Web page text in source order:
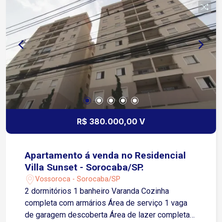
toda a qualidade de vida que o bairro Campolim
Sorocaba pode oferecer! Com elevador e
garagem descoberta
R$ 380.000,00 V
Apartamento á venda no Residencial
Villa Sunset - Sorocaba/SP.
Vossoroca - Sorocaba/SP
2 dormitórios 1 banheiro Varanda Cozinha
completa com armários Área de serviço 1 vaga
de garagem descoberta Área de lazer completa